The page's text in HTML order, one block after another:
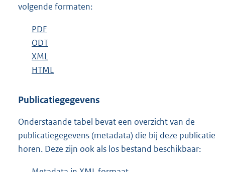
volgende formaten:
D
o
w
n
o
d
p
u
PDF
e
s
t
n
s
g
r
D
o
w
l
a
d
p
ODT
s
a
d
s
g
D
o
n
o
a
d
XML
e
t
n
d
s
D
w
l
o
a
HTML
s
a
n
d
Publicatiegegevens
Onderstaande tabel bevat een overzicht van de
publicatiegegevens (metadata) die bij deze publicatie
horen. Deze zijn ook als los bestand beschikbaar: